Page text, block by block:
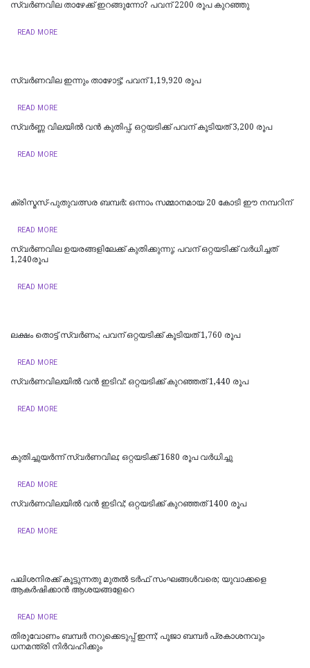
സ്വർണവില താഴേക്ക് ഇറങ്ങുന്നോ? പവന് 2200 രൂപ കുറഞ്ഞു
READ MORE
സ്വര്‍ണവില ഇന്നും താഴോട്ട്; പവന് 1,19,920 രൂപ
READ MORE
സ്വര്‍ണ്ണ വിലയില്‍ വന്‍ കുതിപ്പ്, ഒറ്റയടിക്ക് പവന് കൂടിയത് 3,200 രൂപ
READ MORE
ക്രിസ്മസ്-പുതുവത്സര ബമ്പർ: ഒന്നാം സമ്മാനമായ 20 കോടി ഈ നമ്പറിന്
READ MORE
സ്വര്‍ണവില ഉയരങ്ങളിലേക്ക് കുതിക്കുന്നു; പവന് ഒറ്റയടിക്ക് വര്‍ധിച്ചത്
1,240രൂപ
READ MORE
ലക്ഷം തൊട്ട് സ്വർണം; പവന് ഒറ്റയടിക്ക് കൂടിയത് 1,760 രൂപ
READ MORE
സ്വർണവിലയിൽ വൻ ഇടിവ്: ഒറ്റയടിക്ക് കുറഞ്ഞത് 1,440 രൂപ
READ MORE
കുതിച്ചുയർന്ന് സ്വർണവില; ഒറ്റയടിക്ക് 1680 രൂപ വര്‍ധിച്ചു
READ MORE
സ്വർണവിലയിൽ വൻ ഇടിവ്; ഒറ്റയടിക്ക് കുറഞ്ഞത് 1400 രൂപ
READ MORE
പലിശനിരക്ക് കൂട്ടുന്നതു മുതൽ ടർഫ് സംഘങ്ങൾവരെ; യുവാക്കളെ
ആകർഷിക്കാൻ ആശയങ്ങളേറെ
READ MORE
തിരുവോണം ബമ്പർ നറുക്കെടുപ്പ് ഇന്ന്; പൂജാ ബമ്പർ പ്രകാശനവും
ധനമന്ത്രി നിർവഹിക്കും